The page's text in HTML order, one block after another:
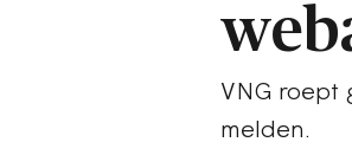
VNG roept
melden.